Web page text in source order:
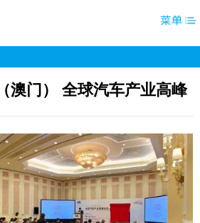
澳门） 全球汽车产业高峰